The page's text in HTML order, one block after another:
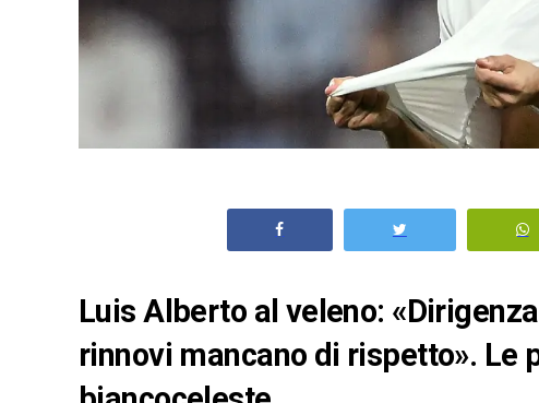
Luis Alberto al veleno:
rinnovi mancano di rispetto». Le